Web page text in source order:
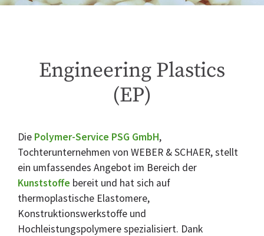
Engineering Plastics
(EP)
Die Polymer-Service PSG GmbH,
Tochterunternehmen von WEBER & SCHAER, stellt
ein umfassendes Angebot im Bereich der
Kunststoffe bereit und hat sich auf
thermoplastische Elastomere,
Konstruktionswerkstoffe und
Hochleistungspolymere spezialisiert. Dank